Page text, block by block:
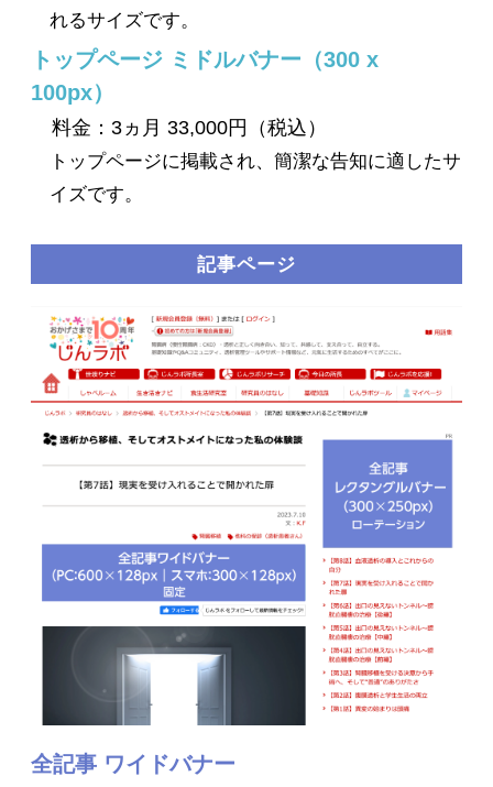
れるサイズです。
トップページ ミドルバナー（300 x
100px）
料金：3ヵ月 33,000円（税込）
トップページに掲載され、簡潔な告知に適したサ
イズです。
記事ページ
全記事 ワイドバナー